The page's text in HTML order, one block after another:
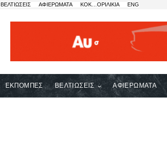
ΒΕΛΤΙΩΣΕΙΣ ΑΦΙΕΡΩΜΑΤΑ ΚΟΚ…ΟΡΙΛΙΚΙΑ ENG
ΕΚΠΟΜΠΕΣ ΒΕΛΤΙΩΣΕΙΣ ΑΦΙΕΡΩΜΑΤΑ